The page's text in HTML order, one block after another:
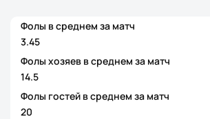
Фолы в среднем за матч
3.45
Фолы хозяев в среднем за матч
14.5
Фолы гостей в среднем за матч
20